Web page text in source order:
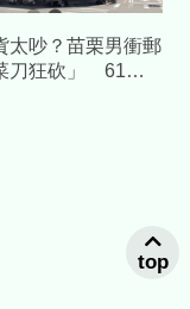
太吵？苗栗男衝郵
刀狂砍」 61歲
top